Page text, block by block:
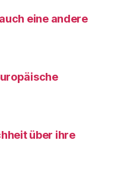
eine andere
über ihre